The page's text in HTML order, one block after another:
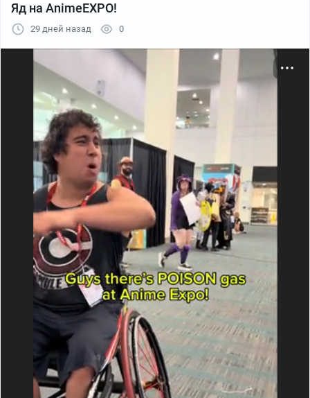
Яд на AnimeEXPO!
29 дней назад 0